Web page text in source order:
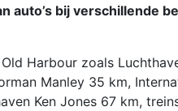
auto’s bij verschillende
Harbour zoals
Manley 35 km,
Ken Jones 67 km,